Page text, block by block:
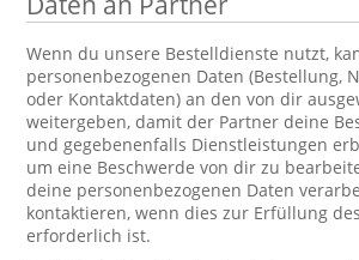
Wenn du unsere Bestelldienste nutzt,
personenbezogenen Daten (Bestellung,
oder Kontaktdaten) an den von dir
weitergeben, damit der Partner deine
und gegebenenfalls Dienstleistungen
um eine Beschwerde von dir zu
deine personenbezogenen Daten
kontaktieren, wenn dies zur Erfüllung
erforderlich ist.